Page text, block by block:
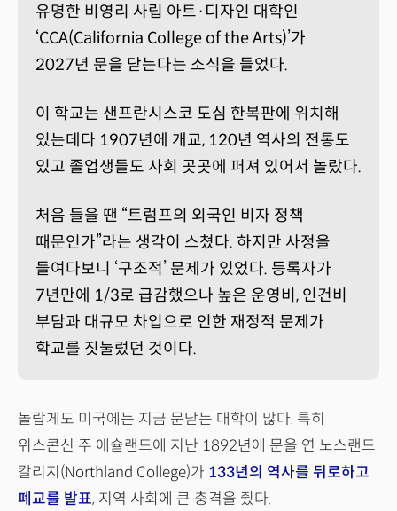
유명한 비영리 사립 아트·디자인 대학인
‘CCA(California College of the Arts)’가
2027년 문을 닫는다는 소식을 들었다.
이 학교는 샌프란시스코 도심 한복판에 위치해
있는데다 1907년에 개교, 120년 역사의 전통도
있고 졸업생들도 사회 곳곳에 퍼져 있어서 놀랐다.
처음 들을 땐 “트럼프의 외국인 비자 정책
때문인가”라는 생각이 스쳤다. 하지만 사정을
들여다보니 ‘구조적’ 문제가 있었다. 등록자가
7년만에 1/3로 급감했으나 높은 운영비, 인건비
부담과 대규모 차입으로 인한 재정적 문제가
학교를 짓눌렀던 것이다.
놀랍게도 미국에는 지금 문닫는 대학이 많다. 특히
위스콘신 주 애슐랜드에 지난 1892년에 문을 연 노스랜드
칼리지(Northland College)가 133년의 역사를 뒤로하고
폐교를 발표, 지역 사회에 큰 충격을 줬다.